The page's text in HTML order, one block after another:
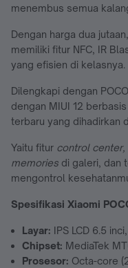
menembus semua
Dengan harga dua
memiliki fitur NFC, IR
yang efisien di kelasnya.
Dilengkapi dengan
dengan MIUI 12
terbaru yang dihadirkan
Yaitu fitur control center,
memories di galeri, dan
mengontrol
Spesifikasi Xiaomi
Layar: IPS LCD 6.5 inci,
Chipset: MediaTek
Prosesor: Octa-core